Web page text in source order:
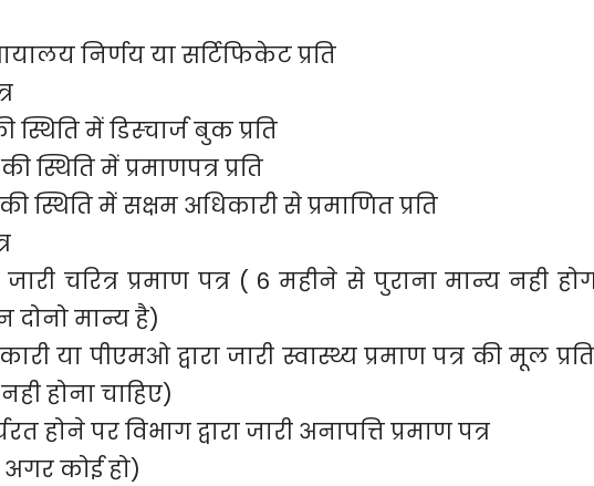
निर्णय या सर्टिफिकेट प्रति
में डिस्चार्ज बुक प्रति
स्थिति में प्रमाणपत्र प्रति
स्थिति में सक्षम अधिकारी से प्रमाणित प्रति
चरित्र प्रमाण पत्र ( 6 महीने से पुराना मान्य नही
मान्य है)
या पीएमओ द्वारा जारी स्वास्थ्य प्रमाण पत्र की मूल
होना चाहिए)
होने पर विभाग द्वारा जारी अनापत्ति प्रमाण पत्र
कोई हो)